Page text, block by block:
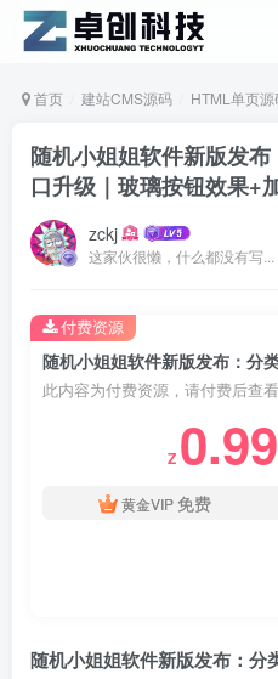
首页 建站CMS源码 HTML单页源
随机小姐姐软件新版发
口升级｜玻璃按钮效果+
zckj
这家伙很懒，什么都没有写...
此内容为付费资源，请付费后查看
Z 0.99
黄金VIP免费
付费资源
随机小姐姐软件新版发布：分